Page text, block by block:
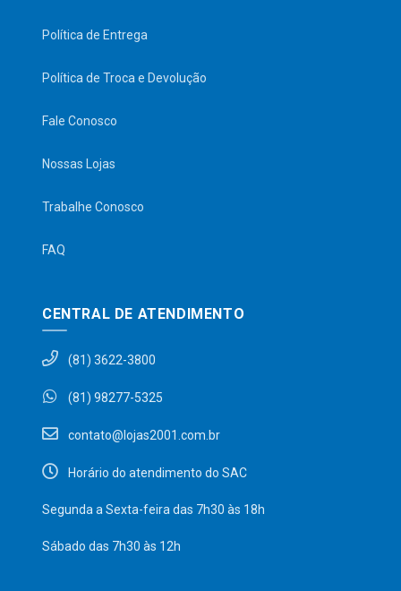
Política de Entrega
Política de Troca e Devolução
Fale Conosco
Nossas Lojas
Trabalhe Conosco
FAQ
CENTRAL DE ATENDIMENTO
(81) 3622-3800
(81) 98277-5325
contato@lojas2001.com.br
Horário do atendimento do SAC
Segunda a Sexta-feira das 7h30 às 18h
Sábado das 7h30 às 12h